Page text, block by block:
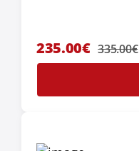
235.00€ 335.00€